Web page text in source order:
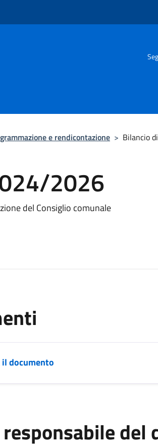
e rendicontazione > Bilancio
2026
del Consiglio comunale
il documento
del